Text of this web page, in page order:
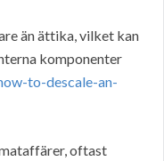
än ättika, vilket kan
komponenter
to-descale-an-
oftast